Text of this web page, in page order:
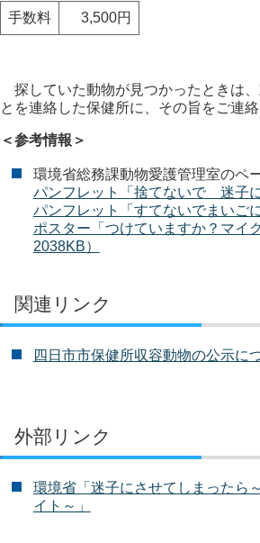
手数料 3,500円
探していた動物が見つかったときは
とを連絡した保健所に、その旨をご連絡
＜参考情報＞
環境省総務課動物愛護管理室のペ
パンフレット「捨てないで 迷子に
パンフレット「すてないでまいご
ポスター「つけていますか？マイ
2038KB）
関連リンク
四日市市保健所収容動物の公示に
外部リンク
環境省「迷子にさせてしまったら
イト～」